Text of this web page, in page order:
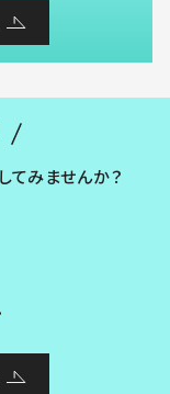
てみませんか？